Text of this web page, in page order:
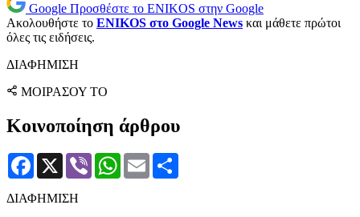
Google Προσθέστε το ENIKOS στην Google
Ακολουθήστε το ENIKOS στο Google News και μάθετε πρώτοι
όλες τις ειδήσεις.
ΔΙΑΦΗΜΙΣΗ
ΜΟΙΡΑΣΟΥ ΤΟ
Κοινοποίηση άρθρου
Facebook
X Viber WhatsApp
Email
ΔΙΑΦΗΜΙΣΗ